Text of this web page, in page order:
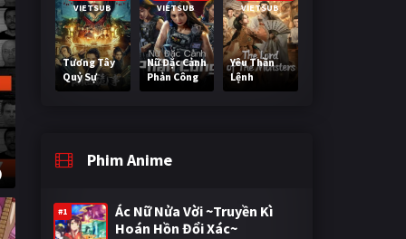
VIETSUB
Tương Tây
Quỷ Sự
VIETSUB
Nữ Đặc Cảnh
Phản Công
VIETSUB
Yêu Thần
Lệnh
Phim Anime
#1
Ác Nữ Nửa Vời ~Truyền Kì
Hoán Hồn Đổi Xác~